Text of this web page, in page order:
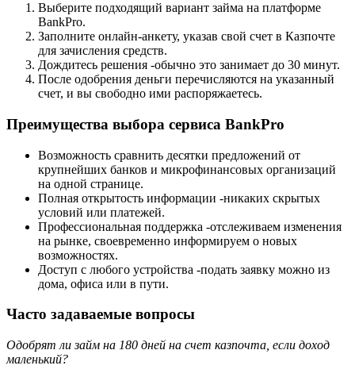
Выберите подходящий вариант займа на платформе
BankPro.
Заполните онлайн-анкету, указав свой счет в Казпочте
для зачисления средств.
Дождитесь решения -обычно это занимает до 30 минут.
После одобрения деньги перечисляются на указанный
счет, и вы свободно ими распоряжаетесь.
Преимущества выбора сервиса BankPro
Возможность сравнить десятки предложений от
крупнейших банков и микрофинансовых организаций
на одной странице.
Полная открытость информации -никаких скрытых
условий или платежей.
Профессиональная поддержка -отслеживаем изменения
на рынке, своевременно информируем о новых
возможностях.
Доступ с любого устройства -подать заявку можно из
дома, офиса или в пути.
Часто задаваемые вопросы
Одобрят ли займ на 180 дней на счет казпочта, если доход
маленький?